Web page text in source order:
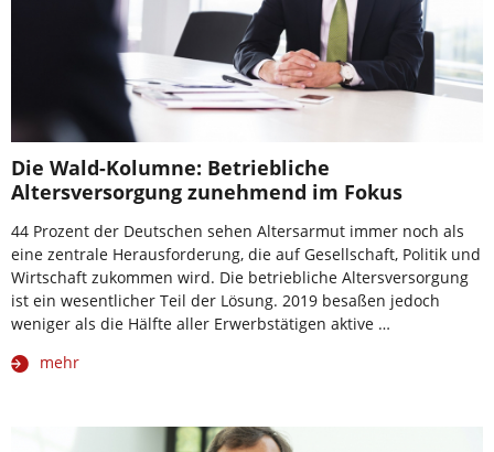
Die Wald-Kolumne: Betriebliche
Altersversorgung zunehmend im Fokus
44 Prozent der Deutschen sehen Altersarmut immer noch als
eine zentrale Herausforderung, die auf Gesellschaft, Politik und
Wirtschaft zukommen wird. Die betriebliche Altersversorgung
ist ein wesentlicher Teil der Lösung. 2019 besaßen jedoch
weniger als die Hälfte aller Erwerbstätigen aktive …
mehr